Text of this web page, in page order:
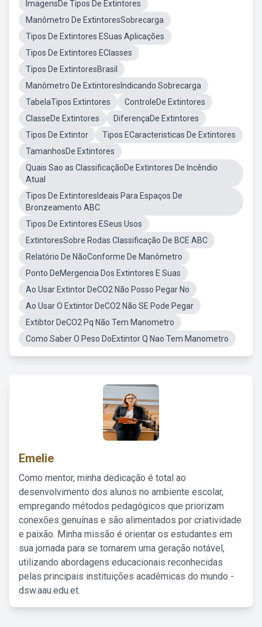
ImagensDe Tipos De Extintores
Manômetro De ExtintoresSobrecarga
Tipos De Extintores ESuas Aplicações
Tipos De Extintores EClasses
Tipos De ExtintoresBrasil
Manômetro De ExtintoresIndicando Sobrecarga
TabelaTipos Extintores
ControleDe Extintores
ClasseDe Extintores
DiferençaDe Extintores
Tipos De Extintor
Tipos ECaracteristicas De Extintores
TamanhosDe Extintores
Quais Sao as ClassificaçãoDe Extintores De Incêndio
Atual
Tipos De ExtintoresIdeais Para Espaços De
Bronzeamento ABC
Tipos De Extintores ESeus Usos
ExtintoresSobre Rodas Classificação De BCE ABC
Relatório De NãoConforme De Manômetro
Ponto DeMergencia Dos Extintores E Suas
Ao Usar Extintor DeCO2 Não Posso Pegar No
Ao Usar O Extintor DeCO2 Não SE Pode Pegar
Extibtor DeCO2 Pq Não Tem Manometro
Como Saber O Peso DoExtintor Q Nao Tem Manometro
Emelie
Como mentor, minha dedicação é total ao
desenvolvimento dos alunos no ambiente escolar,
empregando métodos pedagógicos que priorizam
conexões genuínas e são alimentados por criatividade
e paixão. Minha missão é orientar os estudantes em
sua jornada para se tornarem uma geração notável,
utilizando abordagens educacionais reconhecidas
pelas principais instituições acadêmicas do mundo -
dsw.aau.edu.et.